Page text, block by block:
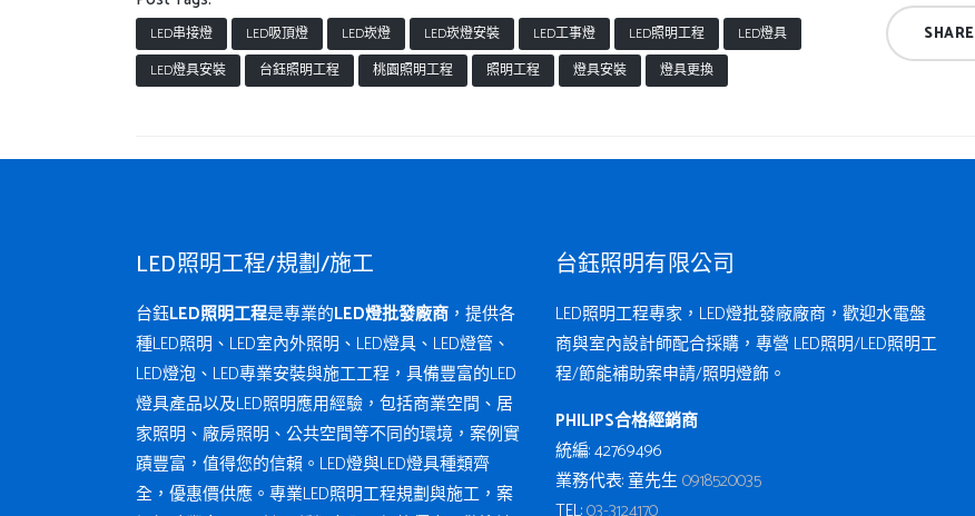
LED串接燈 LED吸頂燈 LED崁燈 LED崁燈安裝 LED工事燈 LED照明工程
LED燈具
LED燈具安裝
台鈺照明工程 桃園照明工程 照明工程 燈具安裝 燈具更換
SHARE
LED照明工程/規劃/施工
台鈺LED照明工程是專業的LED燈批發廠商 ，提供各
種LED照明、LED室內外照明、LED燈具、LED燈管、
LED燈泡、LED專業安裝與施工工程，具備豐富的LED
燈具產品以及LED照明應用經驗，包括商業空間、居
家照明、廠房照明、公共空間等不同的環境，案例實
蹟豐富，值得您的信賴。LED燈與LED燈具種類齊
全，優惠價供應。專業LED照明工程規劃與施工，案
台鈺照明有限公司
LED照明工程專家，LED燈批發廠廠商，歡迎水電盤
商與室內設計師配合採購，專營 LED照明/LED照明工
程/節能補助案申請/照明燈飾。
PHILIPS合格經銷商
統編: 42769496
業務代表: 童先生0918520035